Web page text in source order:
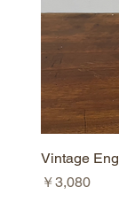
Vintage
価格
￥3,080